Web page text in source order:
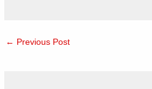
← Previous Post